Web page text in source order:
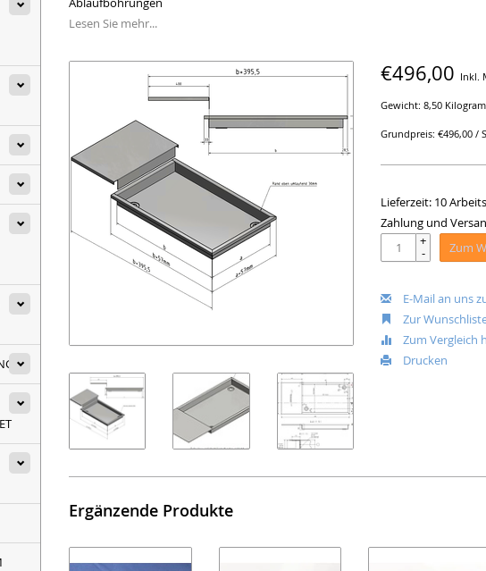
Lesen Sie mehr...
€496,00 Inkl.
Gewicht: 8,50
Grundpreis: €496,00 /
Lieferzeit: 10
Zahlung und
+
- Zum
E-Mail an uns
Zur
Zum Vergleich
Drucken
Ergänzende Produkte